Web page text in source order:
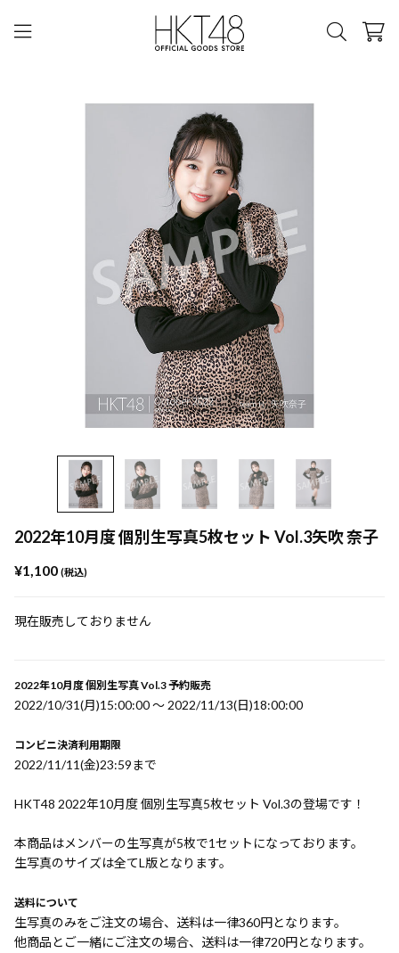
2022年10月度 個別生写真5枚セット Vol.3矢吹 奈子
¥1,100 (税込)
現在販売しておりません
2022年10月度 個別生写真 Vol.3 予約販売
2022/10/31(月)15:00:00 〜 2022/11/13(日)18:00:00
コンビニ決済利用期限
2022/11/11(金)23:59まで
HKT48 2022年10月度 個別生写真5枚セット Vol.3の登場です！
本商品はメンバーの生写真が5枚で1セットになっております。
生写真のサイズは全てL版となります。
送料について
生写真のみをご注文の場合、送料は一律360円となります。
他商品とご一緒にご注文の場合、送料は一律720円となります。